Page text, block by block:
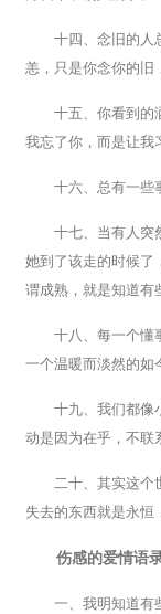
十四、念旧的人
恙，只是你念你的旧
十五、你看到的
我忘了你，而是让我
十六、总有一些
十七、当有人突
她到了该走的时候了
谓成熟，就是知道有
十八、每一个懂
一个温暖而淡然的如
十九、我们都像
动是因为在乎，不联
二十、其实这个
失去的东西就是永恒
伤感的爱情语
一、我明知道有